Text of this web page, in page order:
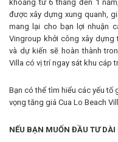
khoảng từ 6 tháng đến 1
được xây dựng xung quanh,
mang lại cho bạn lợi nhuận
Vingroup khởi công xây
và dự kiến sẽ hoàn thành
Villa có vị trí ngay sát khu cáp
Bạn có thể tìm hiểu các yếu
vọng tăng giá Cua Lo Beach
NẾU BẠN MUỐN ĐẦU TƯ